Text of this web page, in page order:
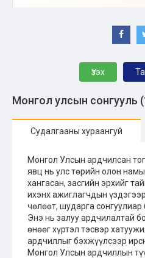
Үзэх
Монгол улсын сонгууль
Судалгааны хураангуй
Монгол Улсын ардчилсан
явц нь улс төрийн олон
хангасан, засгийн эрхийг
ихэнх ажиглагчдын
чөлөөт, шударга
Энэ нь залуу ардчилалтай
өнөөг хүртэл тэсвэр
ардчиллыг бэхжүүлсээр
Монгол Улсын ардчиллын